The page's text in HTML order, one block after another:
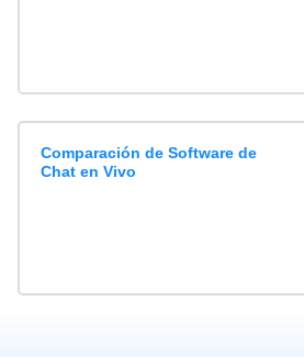
Comparación de Software de
Chat en Vivo